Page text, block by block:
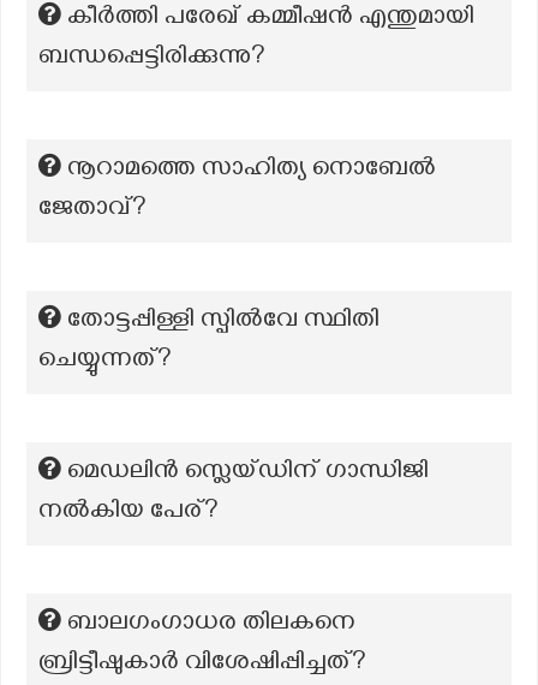
കീർത്തി പരേഖ് കമ്മീഷൻ എന്തുമായി
ബന്ധപ്പെട്ടിരിക്കുന്നു?
നൂറാമത്തെ സാഹിത്യ നൊബേൽ
ജേതാവ്?
തോട്ടപ്പിള്ളി സ്പില്‍വേ സ്ഥിതി
ചെയ്യുന്നത്?
മെഡലിൻ സ്ലെയ്ഡിന് ഗാന്ധിജി
നൽകിയ പേര്?
ബാലഗംഗാധര തിലകനെ
ബ്രിട്ടീഷുകാർ വിശേഷിപ്പിച്ചത്?